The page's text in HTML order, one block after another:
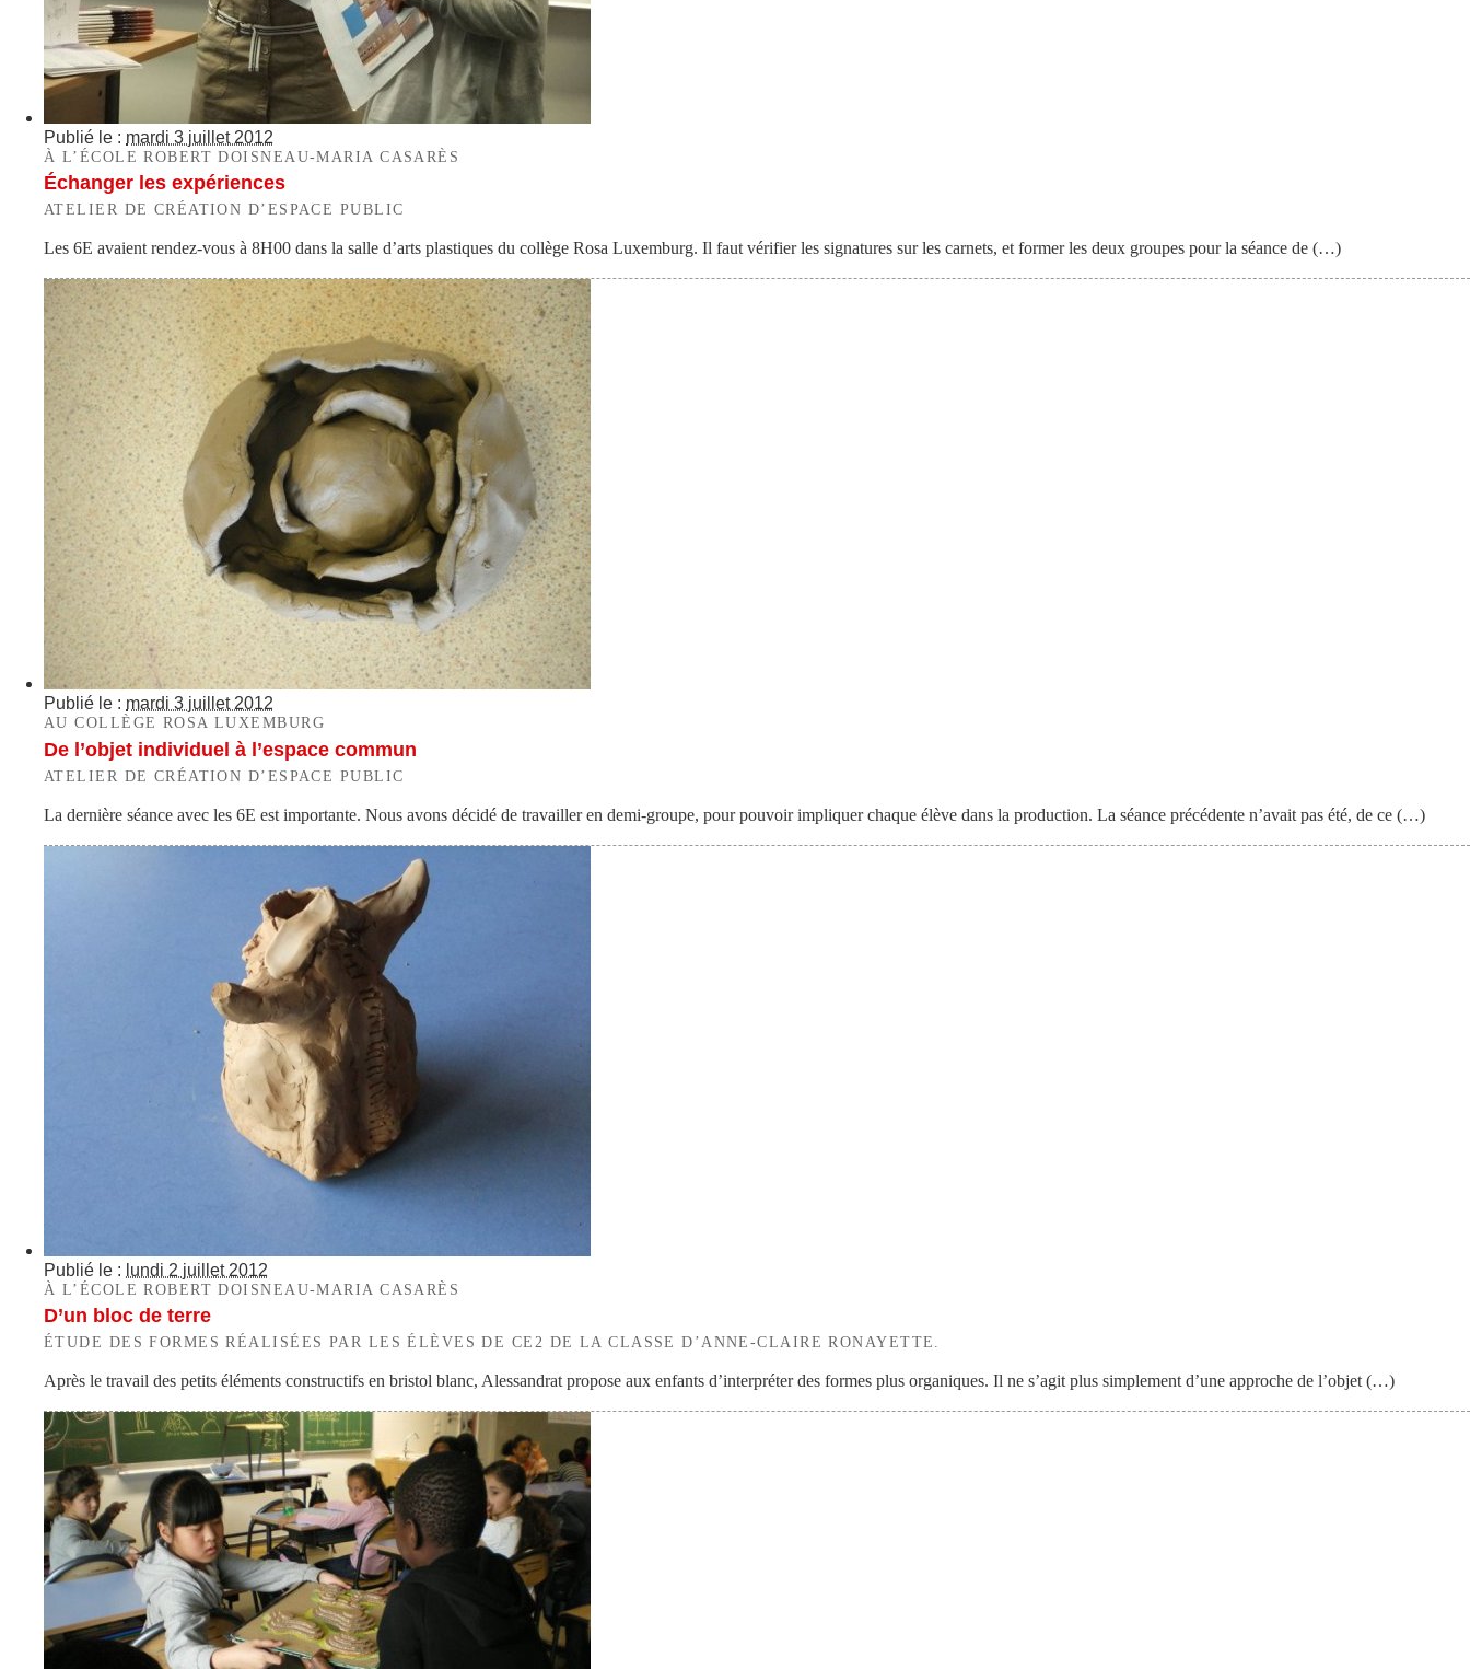
Publié le : mardi 3 juillet 2012
À L’ÉCOLE ROBERT DOISNEAU-MARIA CASARÈS
Échanger les expériences
ATELIER DE CRÉATION D’ESPACE PUBLIC
Les 6E avaient rendez-vous à 8H00 dans la salle d’arts plastiques du collège Rosa Luxemburg. Il faut vérifier les signatures sur les carnets, et former les deux groupes pour la séance de (…)
Publié le : mardi 3 juillet 2012
AU COLLÈGE ROSA LUXEMBURG
De l’objet individuel à l’espace commun
ATELIER DE CRÉATION D’ESPACE PUBLIC
La dernière séance avec les 6E est importante. Nous avons décidé de travailler en demi-groupe, pour pouvoir impliquer chaque élève dans la production. La séance précédente n’avait pas été, de ce (…)
Publié le : lundi 2 juillet 2012
À L’ÉCOLE ROBERT DOISNEAU-MARIA CASARÈS
D’un bloc de terre
ÉTUDE DES FORMES RÉALISÉES PAR LES ÉLÈVES DE CE2 DE LA CLASSE D’ANNE-CLAIRE RONAYETTE.
Après le travail des petits éléments constructifs en bristol blanc, Alessandrat propose aux enfants d’interpréter des formes plus organiques. Il ne s’agit plus simplement d’une approche de l’objet (…)